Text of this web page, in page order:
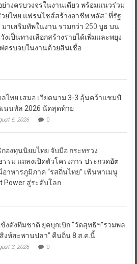
างครบวงจรในงานเดียว พร้อมแนวร่วม
ยไทย แฟรนไชส์สร้างอาชีพ พลัส” ที่รัฐ
าเสริมทัพในงาน รวมกว่า 250 บูธ บน
งเป็นทางเลือกสร้างรายได้เพิ่มและพยุง
ครบจบในงานด้วยสินเชื่อ
ไทย เสมอ เวียดนาม 3-3 ลุ้นคว้าแชมป์
นนทัล 2026 นัดสุดท้าย
6, 2026 0
องทุนนิยมไทย จับมือ กระทรวง
รม แถลงเปิดตัวโครงการ ประกวดอัต
าหารภูมิภาค “รสถิ่นไทย” เฟ้นหาเมนู
Power สู่ระดับโลก
งดังทีมชาติ ยุคบุกเบิก “วัดสุทธิฯ”รวมพล
สิงห์สะพานปลา” คืนถิ่น 8 ส.ค.นี้
3, 2026 0